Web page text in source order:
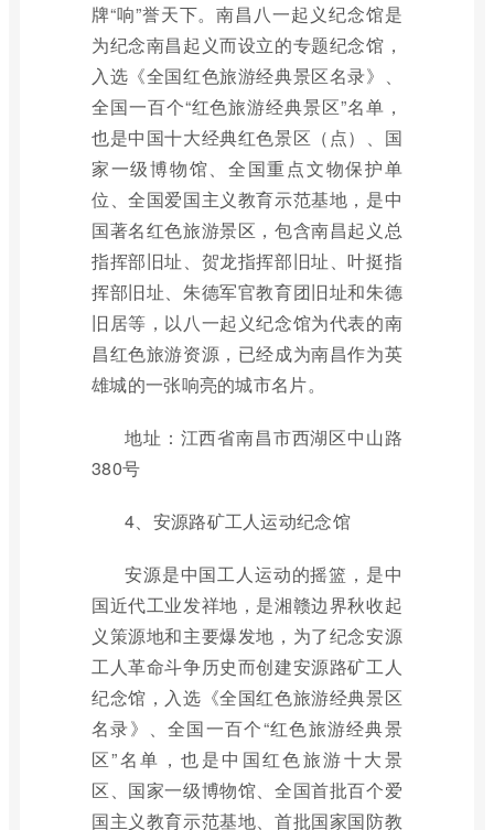
牌“响”誉天下。南昌八一起义纪念馆是
为纪念南昌起义而设立的专题纪念馆，
入选《全国红色旅游经典景区名录》、
全国一百个“红色旅游经典景区”名单，
也是中国十大经典红色景区（点）、国
家一级博物馆、全国重点文物保护单
位、全国爱国主义教育示范基地，是中
国著名红色旅游景区，包含南昌起义总
指挥部旧址、贺龙指挥部旧址、叶挺指
挥部旧址、朱德军官教育团旧址和朱德
旧居等，以八一起义纪念馆为代表的南
昌红色旅游资源，已经成为南昌作为英
雄城的一张响亮的城市名片。
地址：江西省南昌市西湖区中山路
380号
4、安源路矿工人运动纪念馆
安源是中国工人运动的摇篮，是中
国近代工业发祥地，是湘赣边界秋收起
义策源地和主要爆发地，为了纪念安源
工人革命斗争历史而创建安源路矿工人
纪念馆，入选《全国红色旅游经典景区
名录》、全国一百个“红色旅游经典景
区”名单，也是中国红色旅游十大景
区、国家一级博物馆、全国首批百个爱
国主义教育示范基地、首批国家国防教